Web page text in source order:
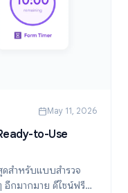
May 11, 2026
to-Use
สำหรับแบบสำรวจ
กมากมาย ดีไซน์ฟรี